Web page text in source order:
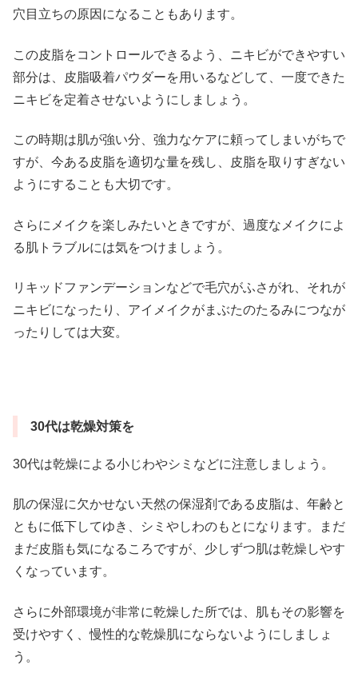
穴目立ちの原因になることもあります。
この皮脂をコントロールできるよう、ニキビができやすい
部分は、皮脂吸着パウダーを用いるなどして、一度できた
ニキビを定着させないようにしましょう。
この時期は肌が強い分、強力なケアに頼ってしまいがちで
すが、今ある皮脂を適切な量を残し、皮脂を取りすぎない
ようにすることも大切です。
さらにメイクを楽しみたいときですが、過度なメイクによ
る肌トラブルには気をつけましょう。
リキッドファンデーションなどで毛穴がふさがれ、それが
ニキビになったり、アイメイクがまぶたのたるみにつなが
ったりしては大変。
30代は乾燥対策を
30代は乾燥による小じわやシミなどに注意しましょう。
肌の保湿に欠かせない天然の保湿剤である皮脂は、年齢と
ともに低下してゆき、シミやしわのもとになります。まだ
まだ皮脂も気になるころですが、少しずつ肌は乾燥しやす
くなっています。
さらに外部環境が非常に乾燥した所では、肌もその影響を
受けやすく、慢性的な乾燥肌にならないようにしましょ
う。